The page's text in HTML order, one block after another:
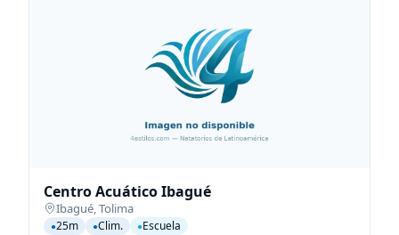
Centro Acuático Ibagué
Ibagué Tolima
●25m ●Clim. ●Escuela